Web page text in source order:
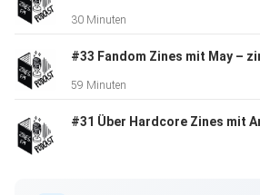
Badetag" auf sich
Zines
machen würden.
30 Minuten
#33 Fandom Zines mit May –
59 Minuten